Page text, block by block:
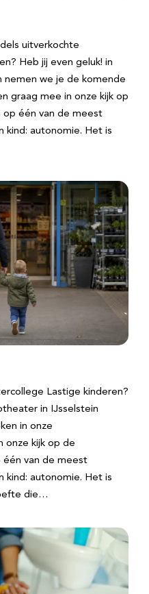
uitverkochte
Heb jij even geluk! in
nemen we je de komende
graag mee in onze kijk op
op één van de meest
kind: autonomie. Het is
Lastige kinderen?
in IJsselstein
in onze
onze kijk op de
één van de meest
kind: autonomie. Het is
die…